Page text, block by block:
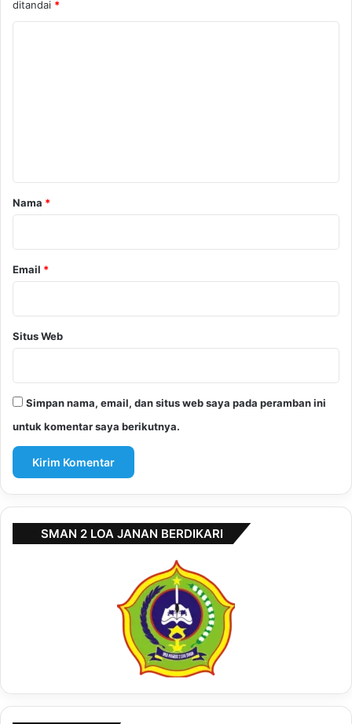
ditandai *
rNama *
Email *
Situs Web
Simpan nama, email, dan situs web saya pada peramban ini
untuk komentar saya berikutnya.
SMAN 2 LOA JANAN BERDIKARI